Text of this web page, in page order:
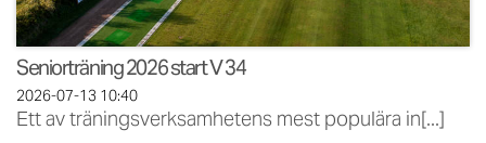
Seniorträning 2026 start V 34
2026-07-1310:40
Ett av träningsverksamhetens mest populära in[...]